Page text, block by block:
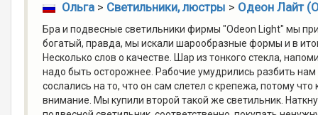
Ольга> Светильники, люстры > Одеон Лайт
Бра и подвесные светильники фирмы "Odeon Light" мы
богатый, правда, мы искали шарообразные формы и в
Несколько слов о качестве. Шар из тонкого стекла,
надо быть осторожнее. Рабочие умудрились разбить
сослались на то, что он сам слетел с крепежа, потому
внимание. Мы купили второй такой же светильник.